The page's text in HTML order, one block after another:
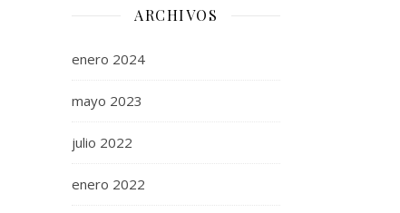
ARCHIVOS
enero 2024
mayo 2023
julio 2022
enero 2022